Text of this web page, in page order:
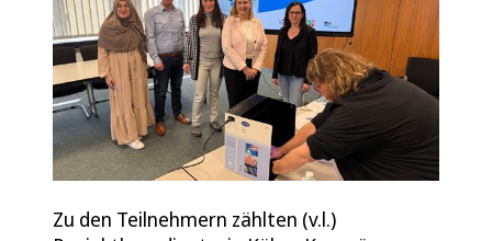
Zu den Teilnehmern zählten (v.l.)